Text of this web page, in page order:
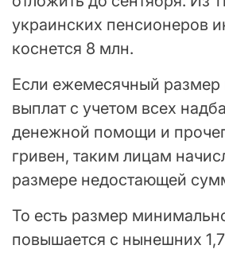
украинских пенсионеров
коснется 8 млн.
Если ежемесячный размер
выплат с учетом всех
денежной помощи и
гривен, таким лицам
размере недостающей
То есть размер
повышается с нынешних